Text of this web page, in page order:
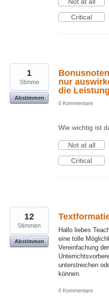
Critical
nur
die
1
Stimme
Abstimmen
0 Kommentare
Wie wichtig ist
Not at all
Critical
Hallo liebes
eine tolle
Vereinfachung
unterstreichen
können.
12
Stimmen
Abstimmen
0 Kommentare